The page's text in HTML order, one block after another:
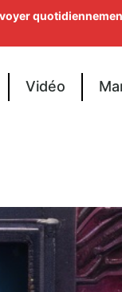
Vidéo